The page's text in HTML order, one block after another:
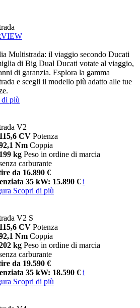
Multistrada: il viaggio secondo Ducati
di Big Dual Ducati votate al viaggio,
di garanzia. Esplora la gamma
e scegli il modello più adatto alle tue
di più
V2
115,6 CV Potenza
Nm Coppia
199 kg Peso in ordine di marcia
carburante
da 16.890 €
35 kW: 15.890 € i
Scopri di più
V2 S
115,6 CV Potenza
Nm Coppia
kg Peso in ordine di marcia
carburante
da 19.590 €
35 kW: 18.590 € i
Scopri di più